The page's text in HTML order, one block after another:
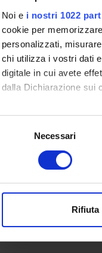
Noi e i nostri 1022
cookie per
personalizzati,
chi utilizza i vostri dati
digitale in cui avete
dalla Dichiarazione sui
Con il tuo consenso,
raccogliere
digitali).
modificare o ritirare il
Necessari
Rifiuta